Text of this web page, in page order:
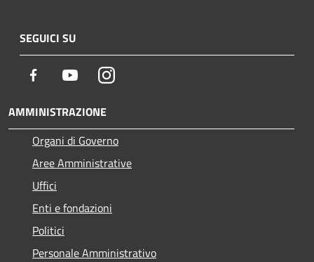
SEGUICI SU
Facebook YoutubeInstagram
AMMINISTRAZIONE
Organi di Governo
Aree Amministrative
Uffici
Enti e fondazioni
Politici
Personale Amministrativo